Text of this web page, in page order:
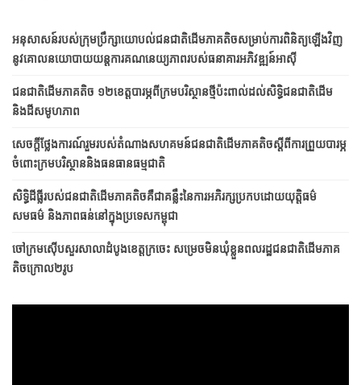
អនុសាសន៍របស់ក្រុមប្រឹក្សាយោបល់ជនជាតិដើមភាគតិចសម្រាប់ការពិនិត្យឡើងវិញ
នូវគោលនយោបាយយន្តការគណនេយ្យភាពរបស់ធនាគារអភិវឌ្ឍន៍អាស៊ី
ជនជាតិ​ដើម​ភាគតិច ១២​ខេត្ត​​បារម្ភ​ពី​ក្រម​បរិស្ថាន​ថ្មី​ប៉ះពាល់​ដល់​សិទ្ធិ​ជនជាតិ​ដើម
និង​ដី​សមូហភាព
សេចក្តីថ្លែងការណ៍រួមរបស់តំណាងសហគមន៍ជនជាតិដើមភាគតិចស្តីពីការព្រួយបារម្ភ
ចំពោះក្រមបរិស្ថាននិងធនធានធម្មជាតិ
សិទ្ធិដីធ្លីរបស់ជនជាតិដើមភាគតិចគឺជាគន្លឹះនៃការអភិរក្សប្រកប​ដោយ​​យុត្តិធម៌
សមធម៌ និងភាពធន់នៅក្នុងប្រទេសកម្ពុជា
ចៅក្រមស៊ើបសួរសាលាដំបូងខេត្តក្រចេះ សម្រេចមិនឃុំខ្លួនពលរដ្ឋជនជាតិដើមភាគ
តិចក្រោល២រូប